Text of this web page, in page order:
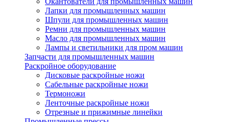
Лапки для промышленных машин
Шпули для промышленных машин
Ремни для промышленных машин
Масло для промышленных машин
Лампы и светильники для пром машин
Запчасти для промышленных машин
Раскройное оборудование
Дисковые раскройные ножи
Сабельные раскройные ножи
Термоножи
Ленточные раскройные ножи
Отрезные и прижимные линейки